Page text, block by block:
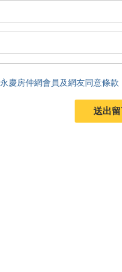
永慶房仲網會員及網友同意條款